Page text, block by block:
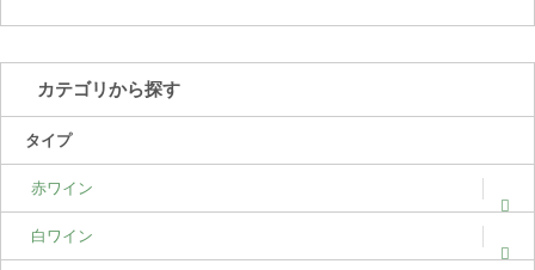
カテゴリから探す
タイプ
赤ワイン
白ワイン